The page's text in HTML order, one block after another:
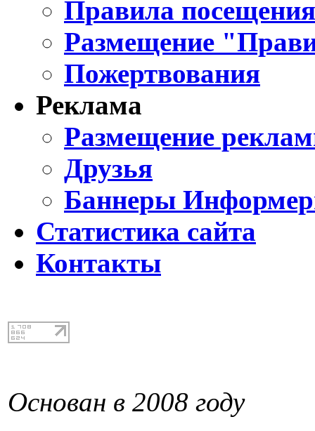
Правила
Размещение
Пожертвования
Реклама
Размещение
Друзья
Баннеры
Статистика сайта
Контакты
Основан в 2008 году